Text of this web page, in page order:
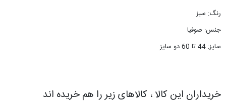
رنگ: سبز
جنس: صوفیا
سایز: 44 تا 60 دو سایز
خریداران این کالا ، کالاهای زیر را هم خریده اند